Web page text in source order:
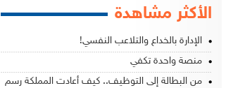
الأكثر مشاهدة
الإدارة بالخداع والتلاعب النفسي!
منصة واحدة تكفي
من البطالة إلى التوظيف.. كيف أعادت المملكة رسم